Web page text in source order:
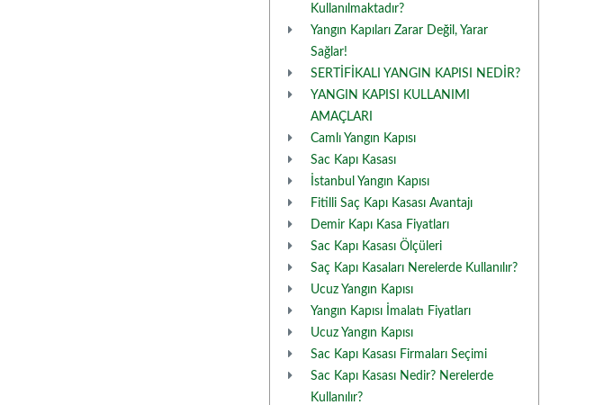
Kullanılmaktadır?
Yangın Kapıları Zarar Değil, Yarar
Sağlar!
SERTİFİKALI YANGIN KAPISI NEDİR?
YANGIN KAPISI KULLANIMI
AMAÇLARI
Camlı Yangın Kapısı
Sac Kapı Kasası
İstanbul Yangın Kapısı
Fitilli Saç Kapı Kasası Avantajı
Demir Kapı Kasa Fiyatları
Sac Kapı Kasası Ölçüleri
Saç Kapı Kasaları Nerelerde Kullanılır?
Ucuz Yangın Kapısı
Yangın Kapısı İmalatı Fiyatları
Ucuz Yangın Kapısı
Sac Kapı Kasası Firmaları Seçimi
Sac Kapı Kasası Nedir? Nerelerde
Kullanılır?